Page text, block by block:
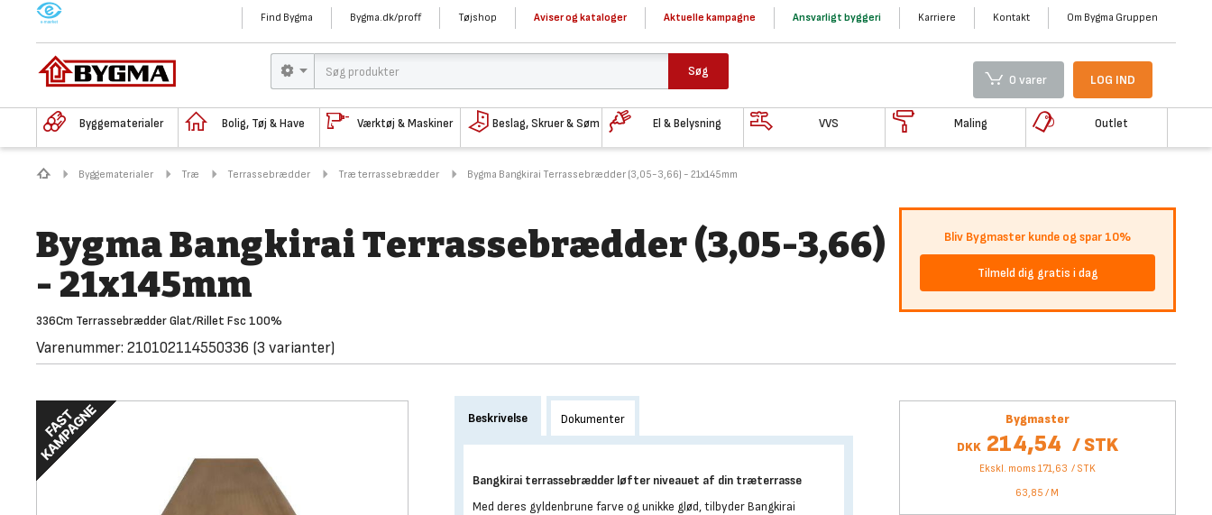
M Find Bygma Bygma.dk/proff Tøjshop Aviser og kataloger Aktuelle kampagne Ansvarligt byggeri Karriere Kontakt Om Bygma Gruppen
Søg
0 varer LOG IND
Byggematerialer Bolig, Tøj & Have Værktøj & Maskiner Beslag, Skruer & Søm El & Belysning VVS Maling Outlet
Byggematerialer Træ Terrassebrædder Træ terrassebrædder Bygma Bangkirai Terrassebrædder (3,05-3,66) - 21x145mm
Bygma Bangkirai Terrassebrædder (3,05-3,66)
- 21x145mm
336Cm Terrassebrædder Glat/Rillet Fsc 100%
Varenummer: 210102114550336 (3 varianter)
Bliv Bygmaster kunde og spar 10%
Tilmeld dig gratis i dag
Bygmaster
DKK 214,54 /STK
Ekskl. moms 171,63 / STK
63,85 / M
Beskrivelse Dokumenter
Bangkirai terrassebrædder løfter niveauet af din træterrasse
Med deres gyldenbrune farve og unikke glød, tilbyder Bangkirai